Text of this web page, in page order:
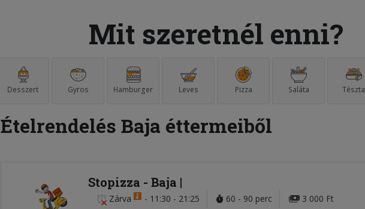
Mit szeretnél enni?
Desszert Gyros Hamburger Leves Pizza Saláta Tészta
Ételrendelés Baja éttermeiből
Stopizza - Baja
Zárva - 11:30 - 21:25 60 - 90 perc 3 000 Ft